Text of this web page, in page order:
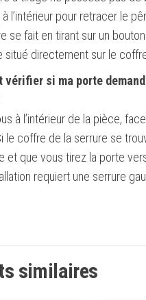
l’intérieur pour retracer le
se fait en tirant sur un
situé directement sur le
vérifier si ma porte
à l’intérieur de la pièce,
le coffre de la serrure se
et que vous tirez la porte
requiert une serrure
similaires